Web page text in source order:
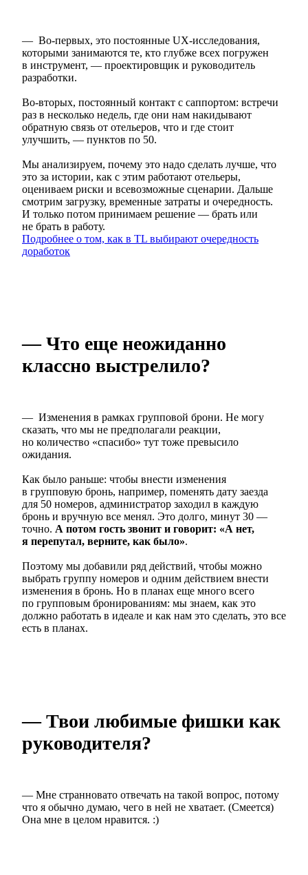
— Во-первых, это постоянные UX-исследования,
которыми занимаются те, кто глубже всех погружен
в инструмент, — проектировщик и руководитель
разработки.
Во-вторых, постоянный контакт с саппортом: встречи
раз в несколько недель, где они нам накидывают
обратную связь от отельеров, что и где стоит
улучшить, — пунктов по 50.
Мы анализируем, почему это надо сделать лучше, что
это за истории, как с этим работают отельеры,
оцениваем риски и всевозможные сценарии. Дальше
смотрим загрузку, временные затраты и очередность.
И только потом принимаем решение — брать или
не брать в работу.
Подробнее о том, как в TL выбирают очередность
доработок
— Что еще неожиданно
классно выстрелило?
— Изменения в рамках групповой брони. Не могу
сказать, что мы не предполагали реакции,
но количество «спасибо» тут тоже превысило
ожидания.
Как было раньше: чтобы внести изменения
в групповую бронь, например, поменять дату заезда
для 50 номеров, администратор заходил в каждую
бронь и вручную все менял. Это долго, минут 30 —
точно. А потом гость звонит и говорит: «А нет,
я перепутал, верните, как было».
Поэтому мы добавили ряд действий, чтобы можно
выбрать группу номеров и одним действием внести
изменения в бронь. Но в планах еще много всего
по групповым бронированиям: мы знаем, как это
должно работать в идеале и как нам это сделать, это все
есть в планах.
— Твои любимые фишки как
руководителя?
— Мне странновато отвечать на такой вопрос, потому
что я обычно думаю, чего в ней не хватает. (Смеется)
Она мне в целом нравится. :)